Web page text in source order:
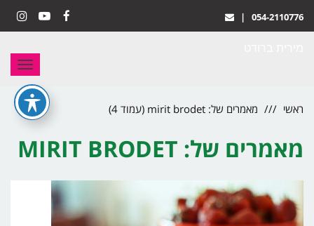
054-2110776
|
ראשי מאמרים של: mirit brodet (עמוד 4)
מאמרים של: MIRIT BRODET